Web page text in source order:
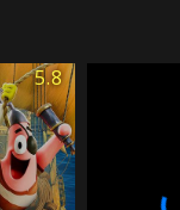
波波實在
聚落，獨自
群阿德利
同展開一
凡的勇氣
世界！
5.8